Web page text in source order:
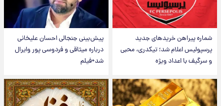
شماره پیراهن خریدهای جدید
پرسپولیس اعلام شد؛ تیکدری، محبی
و سرگیف با اعداد ویژه
پیش‌بینی جنجالی احسان علیخانی
درباره میثاقی و فردوسی پور وایرال
شد+فیلم